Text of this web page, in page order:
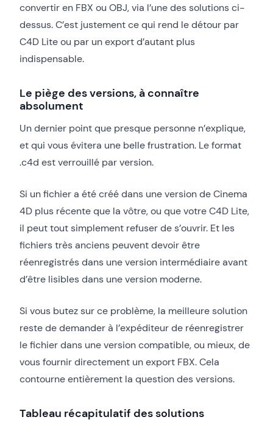
convertir en FBX ou OBJ, via l’une des solutions ci-
dessus. C’est justement ce qui rend le détour par
C4D Lite ou par un export d’autant plus
indispensable.
Le piège des versions, à connaître
absolument
Un dernier point que presque personne n’explique,
et qui vous évitera une belle frustration. Le format
.c4d est verrouillé par version.
Si un fichier a été créé dans une version de Cinema
4D plus récente que la vôtre, ou que votre C4D Lite,
il peut tout simplement refuser de s’ouvrir. Et les
fichiers très anciens peuvent devoir être
réenregistrés dans une version intermédiaire avant
d’être lisibles dans une version moderne.
Si vous butez sur ce problème, la meilleure solution
reste de demander à l’expéditeur de réenregistrer
le fichier dans une version compatible, ou mieux, de
vous fournir directement un export FBX. Cela
contourne entièrement la question des versions.
Tableau récapitulatif des solutions